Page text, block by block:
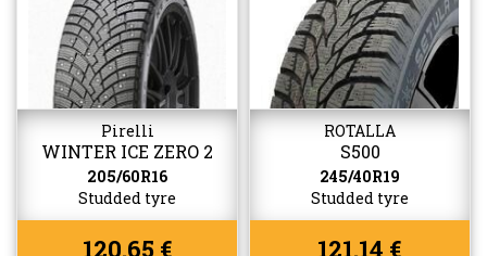
Pirelli
WINTER ICE ZERO 2
205/60R16
Studded tyre
120.65 €
ROTALLA
S500
245/40R19
Studded tyre
121.14 €